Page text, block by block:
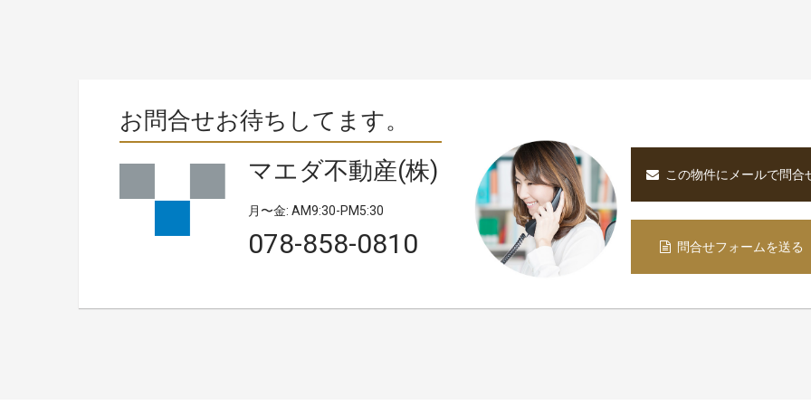
お問合せお待ちしてます。
マエダ不動産(株)
月〜金: AM9:30-PM5:30
078-858-0810
この物件にメールで問合
問合せフォームを送る